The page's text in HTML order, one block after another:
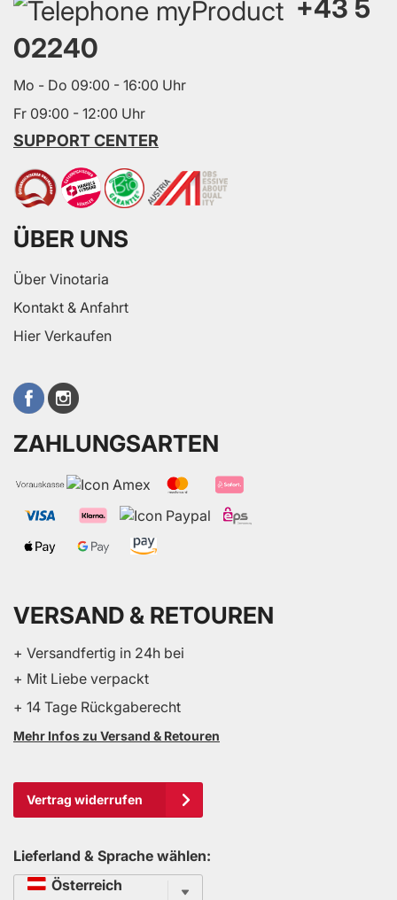
+43 5
02240
Mo - Do 09:00 - 16:00 Uhr
Fr 09:00 - 12:00 Uhr
SUPPORT CENTER
ÜBER UNS
Über Vinotaria
Kontakt & Anfahrt
Hier Verkaufen
ZAHLUNGSARTEN
VERSAND & RETOUREN
+ Versandfertig in 24h bei
+ Mit Liebe verpackt
+ 14 Tage Rückgaberecht
Mehr Infos zu Versand & Retouren
Vertrag widerrufen
Lieferland & Sprache wählen:
SpracheÖsterreich